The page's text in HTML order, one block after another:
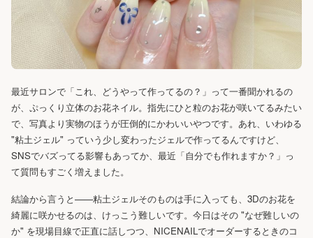
最近サロンで「これ、どうやって作ってるの？」って一番聞かれるの
が、ぷっくり立体のお花ネイル。指先にひと粒のお花が咲いてるみたい
で、写真より実物のほうが圧倒的にかわいいやつです。あれ、いわゆる
"粘土ジェル" っていう少し変わったジェルで作ってるんですけど、
SNSでバズってる影響もあってか、最近「自分でも作れますか？」っ
て質問もすごく増えました。
結論から言うと——粘土ジェルそのものは手に入っても、3Dのお花を
綺麗に咲かせるのは、けっこう難しいです。今日はその "なぜ難しいの
か" を現場目線で正直に話しつつ、NICENAILでオーダーするときのコ